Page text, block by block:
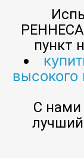
пункт
С нами